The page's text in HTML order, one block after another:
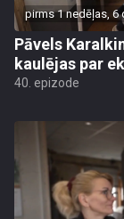
pirms 1 nedēļas, 6
Pāvels
kaulējas par
40. epizode